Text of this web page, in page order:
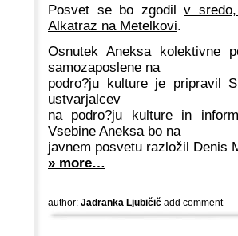
Posvet se bo zgodilv sredo,
Alkatraz na Metelkovi.
Osnutek Aneksa kolektivne
samozaposlene na
podro?ju kulture je pripravil
ustvarjalcev
na podro?ju kulture in
Vsebine Aneksa bo na
javnem posvetu razložil Denis
» more…
author: Jadranka Ljubičič add comment